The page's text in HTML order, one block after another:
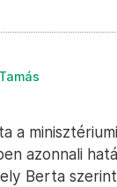
a
azonnali
Berta